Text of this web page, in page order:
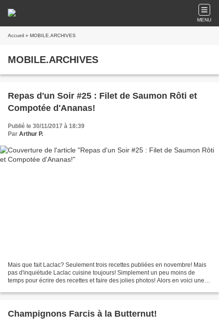
MENU
Accueil » MOBILE.ARCHIVES
MOBILE.ARCHIVES
Repas d'un Soir #25 : Filet de Saumon Rôti et
Compotée d'Ananas!
Publié le 30/11/2017 à 18:39
Par Arthur P.
Mais que fait Laclac? Seulement trois recettes publiées en novembre! Mais
pas d'inquiétude Laclac cuisine toujours! Simplement un peu moins de
temps pour écrire des recettes et faire des jolies photos! Alors en voici une
Champignons Farcis à la Butternut!